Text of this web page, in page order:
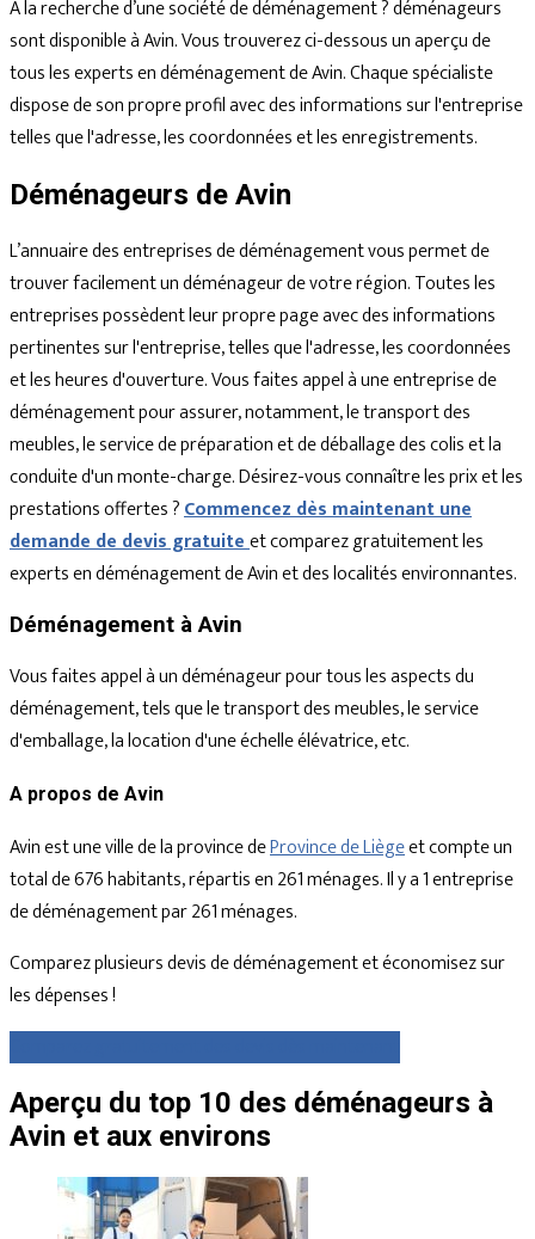
À la recherche d’une société de déménagement ? déménageurs
sont disponible à Avin. Vous trouverez ci-dessous un aperçu de
tous les experts en déménagement de Avin. Chaque spécialiste
dispose de son propre profil avec des informations sur l'entreprise
telles que l'adresse, les coordonnées et les enregistrements.
Déménageurs de Avin
L’annuaire des entreprises de déménagement vous permet de
trouver facilement un déménageur de votre région. Toutes les
entreprises possèdent leur propre page avec des informations
pertinentes sur l'entreprise, telles que l'adresse, les coordonnées
et les heures d'ouverture. Vous faites appel à une entreprise de
déménagement pour assurer, notamment, le transport des
meubles, le service de préparation et de déballage des colis et la
conduite d'un monte-charge. Désirez-vous connaître les prix et les
prestations offertes ?Commencez dès maintenant une
demande de devis gratuiteet comparez gratuitement les
experts en déménagement de Avin et des localités environnantes.
Déménagement à Avin
Vous faites appel à un déménageur pour tous les aspects du
déménagement, tels que le transport des meubles, le service
d'emballage, la location d'une échelle élévatrice, etc.
A propos de Avin
Avin est une ville de la province deProvince de Liègeet compte un
total de 676 habitants, répartis en 261 ménages. Il y a 1 entreprise
de déménagement par 261 ménages.
Comparez plusieurs devis de déménagement et économisez sur
les dépenses !
Aperçu du top 10 des déménageurs à
Avin et aux environs